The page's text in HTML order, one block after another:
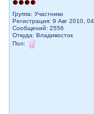
Группа: Участники
Регистрация: 9 Авг 2010,
Сообщений: 2556
Откуда: Владивосток
Пол: